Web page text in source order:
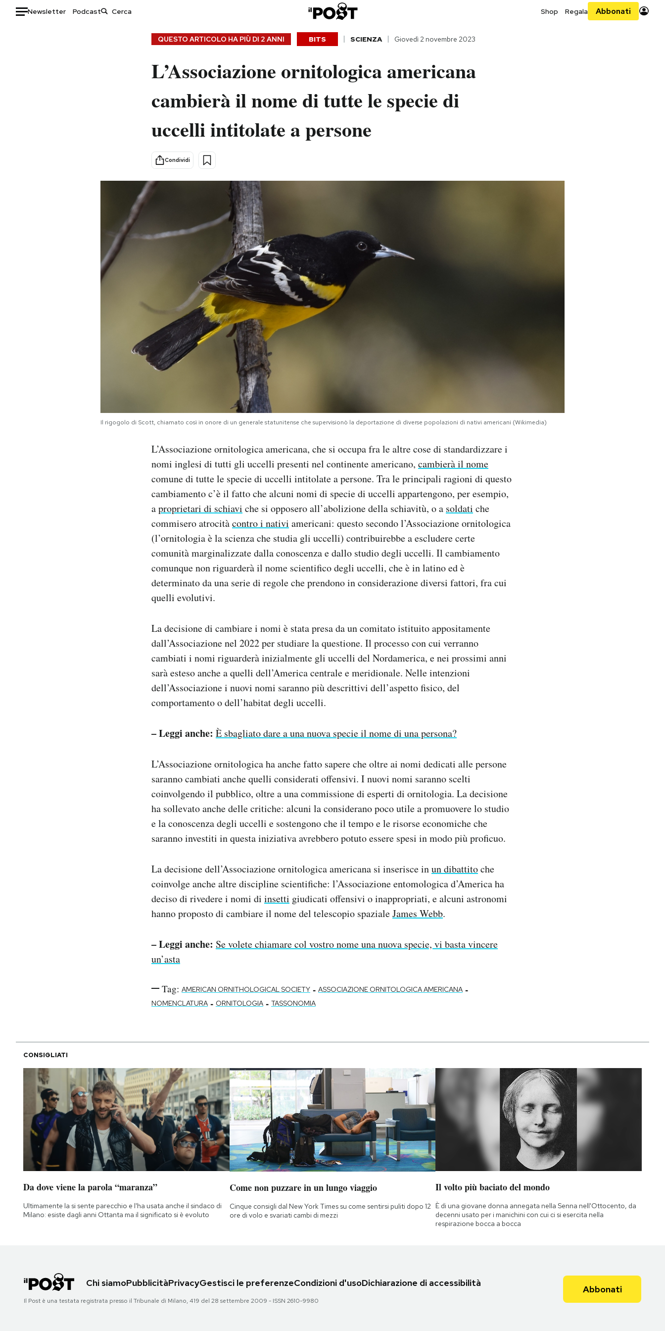
Newsletter Podcast Shop Regala Abbonati
Altrecose
Mondiali calcio 2026
QUESTO ARTICOLO HA PIÙ DI 2 ANNI BITS SCIENZA Giovedì 2 novembre 2023
L’Associazione ornitologica americana
cambierà il nome di tutte le specie di
uccelli intitolate a persone
Condividi
Il rigogolo di Scott, chiamato così in onore di un generale statunitense che supervisionò la deportazione di diverse popolazioni di nativi americani (Wikimedia)
L’Associazione ornitologica americana, che si occupa fra le altre cose di standardizzare i
nomi inglesi di tutti gli uccelli presenti nel continente americano, cambierà il nome
comune di tutte le specie di uccelli intitolate a persone. Tra le principali ragioni di questo
cambiamento c’è il fatto che alcuni nomi di specie di uccelli appartengono, per esempio,
aproprietari di schiavi che si opposero all’abolizione della schiavitù, o a soldati che
commisero atrocitàcontro i nativi americani: questo secondo l’Associazione ornitologica
(l’ornitologia è la scienza che studia gli uccelli) contribuirebbe a escludere certe
comunità marginalizzate dalla conoscenza e dallo studio degli uccelli. Il cambiamento
comunque non riguarderà il nome scientifico degli uccelli, che è in latino ed è
determinato da una serie di regole che prendono in considerazione diversi fattori, fra cui
quelli evolutivi.
La decisione di cambiare i nomi è stata presa da un comitato istituito appositamente
dall’Associazione nel 2022 per studiare la questione. Il processo con cui verranno
cambiati i nomi riguarderà inizialmente gli uccelli del Nordamerica, e nei prossimi anni
sarà esteso anche a quelli dell’America centrale e meridionale. Nelle intenzioni
dell’Associazione i nuovi nomi saranno più descrittivi dell’aspetto fisico, del
comportamento o dell’habitat degli uccelli.
– Leggi anche: È sbagliato dare a una nuova specie il nome di una persona?
L’Associazione ornitologica ha anche fatto sapere che oltre ai nomi dedicati alle persone
saranno cambiati anche quelli considerati offensivi. I nuovi nomi saranno scelti
coinvolgendo il pubblico, oltre a una commissione di esperti di ornitologia. La decisione
ha sollevato anche delle critiche: alcuni la considerano poco utile a promuovere lo studio
e la conoscenza degli uccelli e sostengono che il tempo e le risorse economiche che
saranno investiti in questa iniziativa avrebbero potuto essere spesi in modo più proficuo.
La decisione dell’Associazione ornitologica americana si inserisce inun dibattitoche
coinvolge anche altre discipline scientifiche: l’Associazione entomologica d’America ha
deciso di rivedere i nomi di insetti giudicati offensivi o inappropriati, e alcuni astronomi
hanno proposto di cambiare il nome del telescopio spazialeJames Webb.
– Leggi anche: Se volete chiamare col vostro nome una nuova specie, vi basta vincere
un’asta
Tag: AMERICAN ORNITHOLOGICAL SOCIETY - ASSOCIAZIONE ORNITOLOGICA AMERICANA -
NOMENCLATURA - ORNITOLOGIA - TASSONOMIA
CONSIGLIATI
Da dove viene la parola “maranza”
Ultimamente la si sente parecchio e l'ha usata anche il sindaco di
Milano: esiste dagli anni Ottanta ma il significato si è evoluto
Come non puzzare in un lungo viaggio
Cinque consigli dal New York Times su come sentirsi puliti dopo 12
ore di volo e svariati cambi di mezzi
Il volto più baciato del mondo
È di una giovane donna annegata nella Senna nell'Ottocento, da
decenni usato per i manichini con cui ci si esercita nella
respirazione bocca a bocca
Chi siamoPubblicitàPrivacyGestisci le preferenzeCondizioni d'usoDichiarazione di accessibilità
Il Post è una testata registrata presso il Tribunale di Milano, 419 del 28 settembre 2009 - ISSN 2610-9980
Abbonati